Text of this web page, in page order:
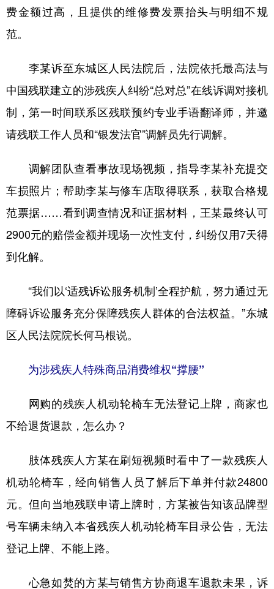
费金额过高，且提供的维修费发票抬头与明细不规
范。
李某诉至东城区人民法院后，法院依托最高法与
中国残联建立的涉残疾人纠纷“总对总”在线诉调对接机
制，第一时间联系区残联预约专业手语翻译师，并邀
请残联工作人员和“银发法官”调解员先行调解。
调解团队查看事故现场视频，指导李某补充提交
车损照片；帮助李某与修车店取得联系，获取合格规
范票据……看到调查情况和证据材料，王某最终认可
2900元的赔偿金额并现场一次性支付，纠纷仅用7天得
到化解。
“我们以‘适残诉讼服务机制’全程护航，努力通过无
障碍诉讼服务充分保障残疾人群体的合法权益。”东城
区人民法院院长何马根说。
为涉残疾人特殊商品消费维权“撑腰”
网购的残疾人机动轮椅车无法登记上牌，商家也
不给退货退款，怎么办？
肢体残疾人方某在刷短视频时看中了一款残疾人
机动轮椅车，经向销售人员了解后下单并付款24800
元。但向当地残联申请上牌时，方某被告知该品牌型
号车辆未纳入本省残疾人机动轮椅车目录公告，无法
登记上牌、不能上路。
心急如焚的方某与销售方协商退车退款未果，诉